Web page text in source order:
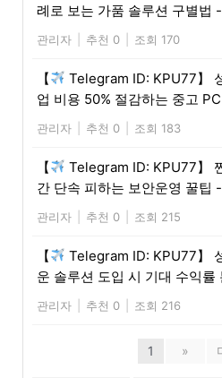
례로 보는 가품 솔루션 구별법
관리자 추천 0 조회 170
【
Telegram ID: KPU77】
업 비용 50% 절감하는 중고
관리자 추천 0 조회 183
【
Telegram ID: KPU77】
간 단속 피하는 보안운영 꿀팁
관리자 추천 0 조회 215
【
Telegram ID: KPU77】
운 솔루션 도입 시 기대 수익률
관리자 추천 0 조회 216
1 »